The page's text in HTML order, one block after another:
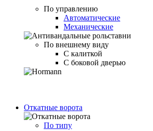
По управлению
Автоматические
Механические
По внешнему виду
С калиткой
С боковой дверью
Откатные ворота
По типу